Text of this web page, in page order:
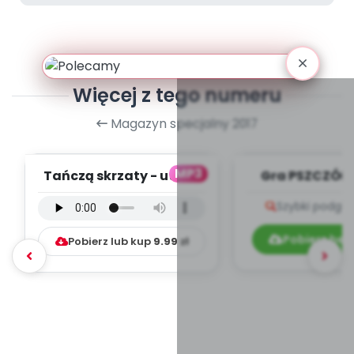
Więcej z tego numeru
Magazyn specjalny 2017
MP3
Tańczą skrzaty - utwór
mp3)
Pobierz lub kup 9.99 zł
Gra
Szybki
Pobierz